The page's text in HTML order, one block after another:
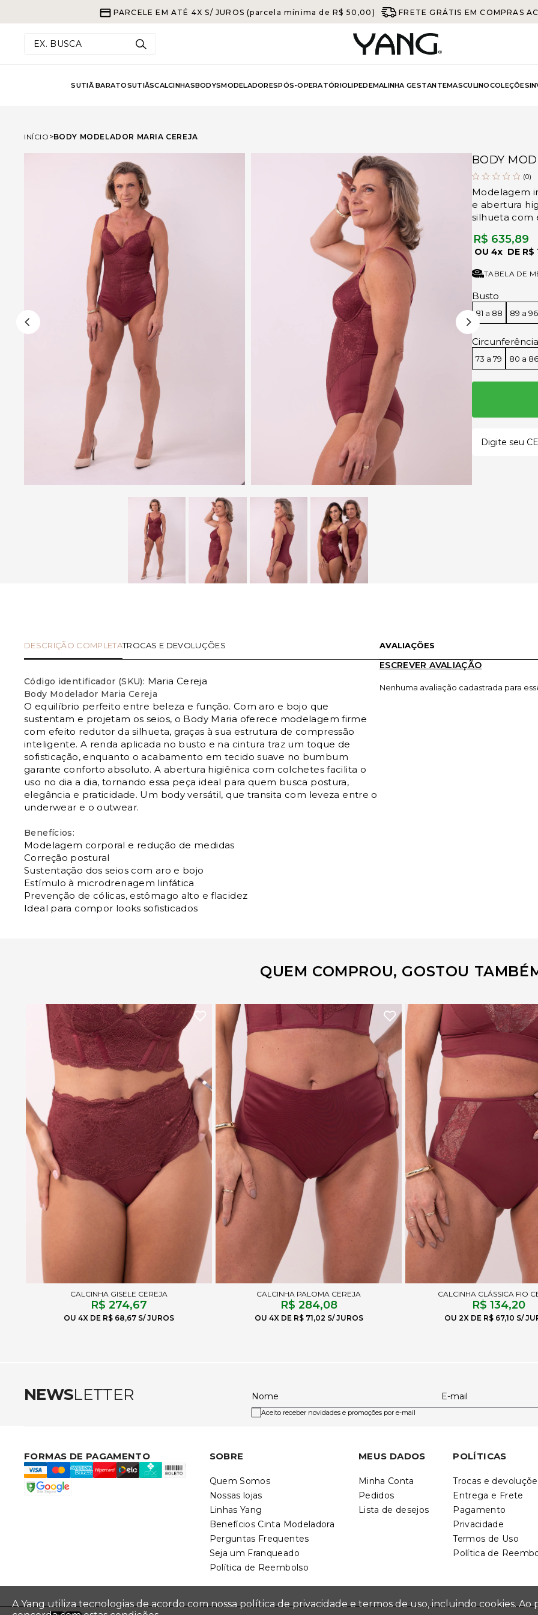
PARCELE EM ATÉ 4X S/ JUROS (parcela mínima de R$ 50,00) FRETE GRÁTIS EM COMPRAS
EX. BUSCA
SUTIÃ BARATOSUTIÃSCALCINHASBODYSMODELADORESPÓS-OPERATÓRIOLIPEDEMALINHA GESTANTEMASCULINOCOLEÇÕES
INÍCIO BODY MODELADOR MARIA CEREJA
BODY
(0)
Modelagem
e abertura
silhueta com
R$ 635,89
4x R$
TABELA DE
Busto
81 a 88 89 a 96
Circunferência
73 a 79 80 a 86
DESCRIÇÃO COMPLETATROCAS E DEVOLUÇÕES
Código identificador (SKU): Maria Cereja
Body Modelador Maria Cereja
O equilíbrio perfeito entre beleza e função. Com aro e bojo que
sustentam e projetam os seios, o Body Maria oferece modelagem firme
com efeito redutor da silhueta, graças à sua estrutura de compressão
inteligente. A renda aplicada no busto e na cintura traz um toque de
sofisticação, enquanto o acabamento em tecido suave no bumbum
garante conforto absoluto. A abertura higiênica com colchetes facilita o
uso no dia a dia, tornando essa peça ideal para quem busca postura,
elegância e praticidade. Um body versátil, que transita com leveza entre o
underwear e o outwear.
Benefícios:
Modelagem corporal e redução de medidas
Correção postural
Sustentação dos seios com aro e bojo
Estímulo à microdrenagem linfática
Prevenção de cólicas, estômago alto e flacidez
Ideal para compor looks sofisticados
AVALIAÇÕES
ESCREVER AVALIAÇÃO
Nenhuma avaliação cadastrada para
QUEM COMPROU, GOSTOU
CALCINHA GISELE CEREJA
R$ 274,67
4X R$ 68,67
CALCINHA PALOMA CEREJA
R$ 284,08
4X R$ 71,02
CALCINHA CLÁSSICA FIO
R$ 134,20
2X R$ 67,10
NEWSLETTER Nome E-mail
Aceito receber novidades e promoções por e-mail
FORMAS DE PAGAMENTO SOBRE
Quem Somos
Nossas lojas
Linhas Yang
Benefícios Cinta Modeladora
Perguntas Frequentes
Seja um Franqueado
Política de Reembolso
MEUS DADOS
Minha Conta
Pedidos
Lista de desejos
POLÍTICAS
Trocas e
Entrega e Frete
Pagamento
Privacidade
Termos de Uso
Política de
A Yang utiliza tecnologias de acordo com nossa política de privacidade e termos de uso, incluindo cookies.